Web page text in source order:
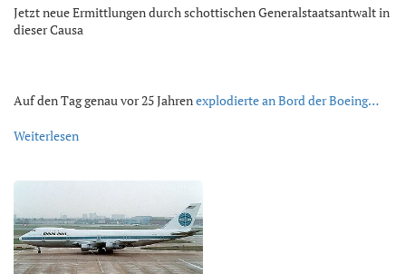
Jetzt neue Ermittlungen durch schottischen Generalstaatsantwalt in
dieser Causa
Auf den Tag genau vor 25 Jahrenexplodierte an Bord der Boeing…
Weiterlesen